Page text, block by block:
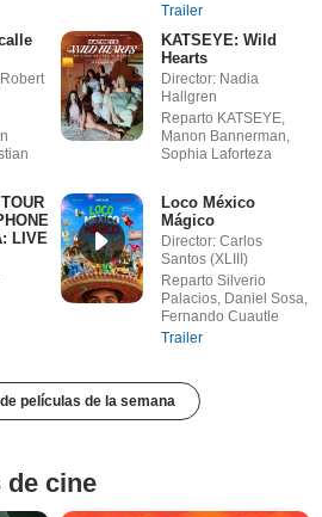
Trailer
KATSEYE: Wild
Hearts
Director: Nadia
Hallgren
Reparto KATSEYE,
Manon Bannerman,
Sophia Laforteza
LIVE
Loco México
Mágico
Director: Carlos
Santos (XLIII)
Reparto Silverio
Palacios, Daniel Sosa,
Fernando Cuautle
Trailer
películas de la semana
cine